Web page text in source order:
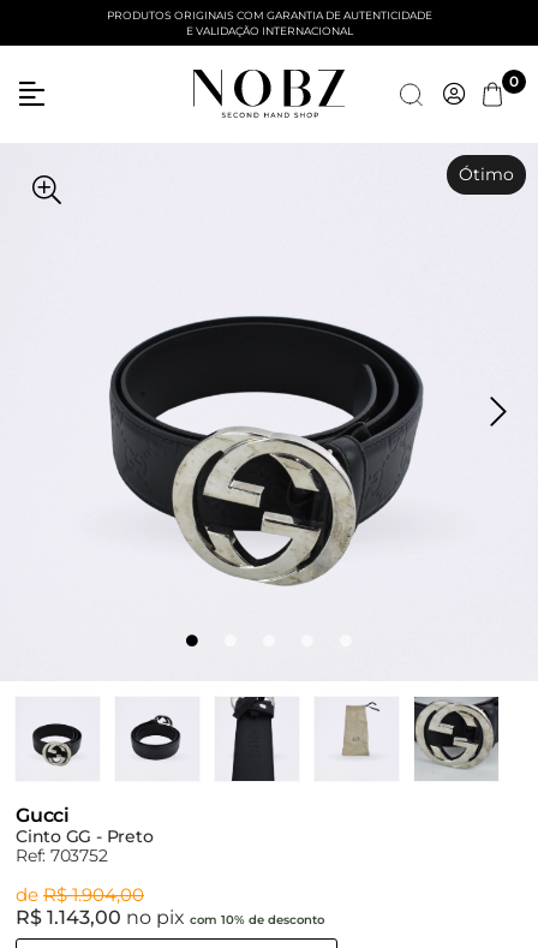
Entre com email ou cpf/cnpj
PRODUTOS ORIGINAIS COM GARANTIA DE AUTENTICIDADE
E VALIDAÇÃO INTERNACIONAL
0
Ótimo
Gucci
Cinto GG - Preto
Ref: 703752
de R$ 1.904,00
R$ 1.143,00 no pix com 10% de desconto